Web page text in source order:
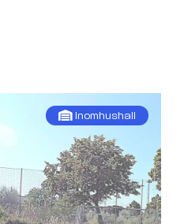
Inomhushall